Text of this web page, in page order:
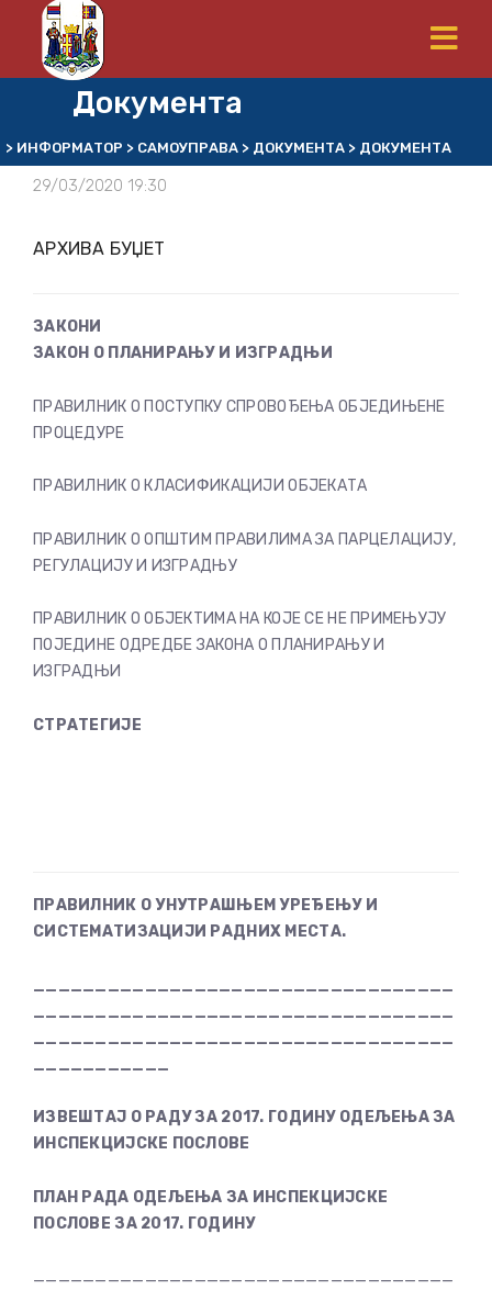
Документа
> ИНФОРМАТОР > САМОУПРАВА > ДОКУМЕНТА > ДОКУМЕНТА
29/03/2020 19:30
АРХИВА БУЏЕТ
ЗАКОНИ
ЗАКОН О ПЛАНИРАЊУ И ИЗГРАДЊИ
ПРАВИЛНИК О ПОСТУПКУ СПРОВОЂЕЊА ОБЈЕДИЊЕНЕ
ПРОЦЕДУРЕ
ПРАВИЛНИК О КЛАСИФИКАЦИЈИ ОБЈЕКАТА
ПРАВИЛНИК О ОПШТИМ ПРАВИЛИМА ЗА ПАРЦЕЛАЦИЈУ,
РЕГУЛАЦИЈУ И ИЗГРАДЊУ
ПРАВИЛНИК О ОБЈЕКТИМА НА КОЈЕ СЕ НЕ ПРИМЕЊУЈУ
ПОЈЕДИНЕ ОДРЕДБЕ ЗАКОНА О ПЛАНИРАЊУ И
ИЗГРАДЊИ
СТРАТЕГИЈЕ
ПРАВИЛНИК О УНУТРАШЊЕМ УРЕЂЕЊУ И
СИСТЕМАТИЗАЦИЈИ РАДНИХ МЕСТА.
__________________________________
__________________________________
__________________________________
___________
ИЗВЕШТАЈ О РАДУ ЗА 2017. ГОДИНУ ОДЕЉЕЊА ЗА
ИНСПЕКЦИЈСКЕ ПОСЛОВЕ
ПЛАН РАДА ОДЕЉЕЊА ЗА ИНСПЕКЦИЈСКЕ
ПОСЛОВЕ ЗА 2017. ГОДИНУ
__________________________________